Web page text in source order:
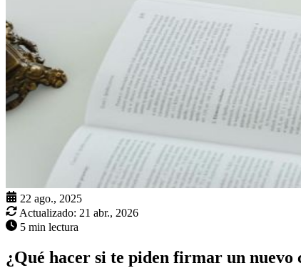
22 ago., 2025
Actualizado: 21 abr., 2026
5 min lectura
¿Qué hacer si te piden firmar un